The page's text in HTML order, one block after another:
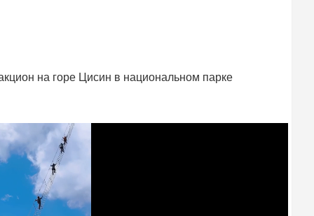
на горе Цисин в национальном парке